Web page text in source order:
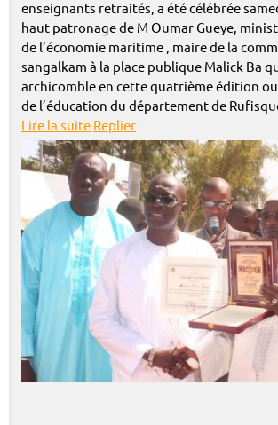
enseignants retraités, a été célébrée
haut patronage de M Oumar Gueye,
de l’économie maritime , maire de la
sangalkam à la place publique Malick Ba
archicomble en cette quatrième édition
de l’éducation du département de
Lire la suite Replier